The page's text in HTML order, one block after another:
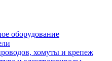
оборудование
хомуты и крепеж